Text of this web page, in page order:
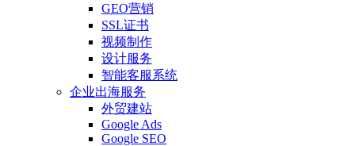
GEO营销
SSL证书
视频制作
设计服务
智能客服系统
企业出海服务
外贸建站
Google Ads
Google SEO